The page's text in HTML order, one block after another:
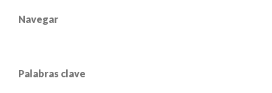
Navegar
Palabras clave